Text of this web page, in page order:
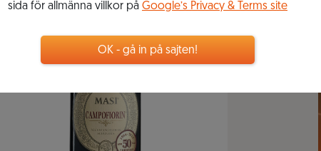
sida för allmänna villkor på Google’s Privacy & Terms site
OK - gå in på sajten!